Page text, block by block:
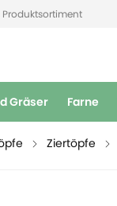
Gräser Farne
Ziertöpfe